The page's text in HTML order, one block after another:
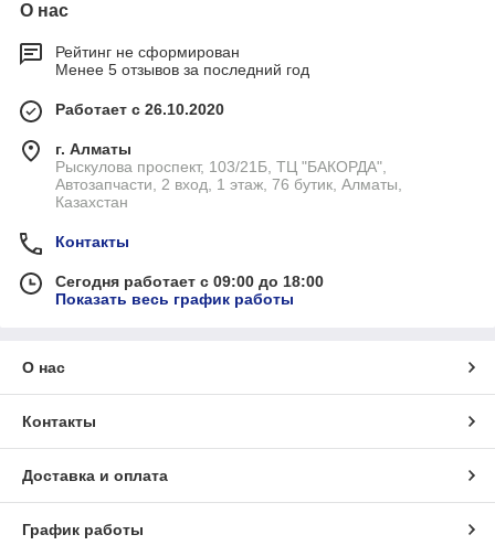
О нас
Рейтинг не сформирован
Менее 5 отзывов за последний год
Работает с 26.10.2020
г. Алматы
Рыскулова проспект, 103/21Б, ТЦ "БАКОРДА",
Автозапчасти, 2 вход, 1 этаж, 76 бутик, Алматы,
Казахстан
Контакты
Сегодня работает с 09:00 до 18:00
Показать весь график работы
О нас
Контакты
Доставка и оплата
График работы